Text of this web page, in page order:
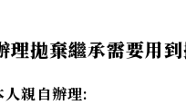
理拋棄繼承需要用
人親自辦理: